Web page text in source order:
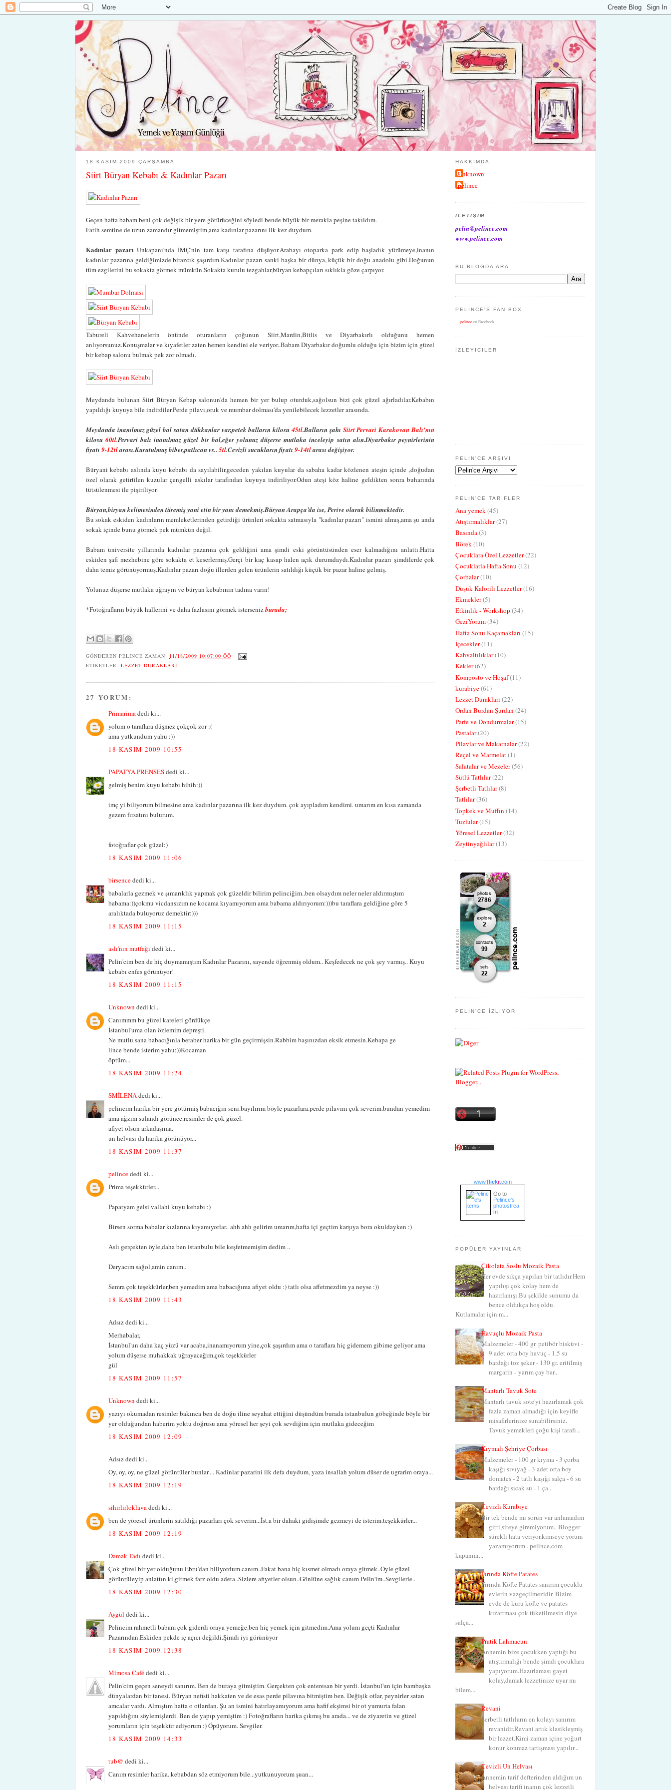
18 KASIM 2009 ÇARŞAMBA
Siirt Büryan Kebabı & Kadınlar Pazarı
Geçen hafta babam beni çok değişik bir yere götürüceğini söyledi bende büyük bir merakla peşine takıldım.
Fatih semtine de uzun zamandır gitmemiştim,ama kadınlar pazarını ilk kez duydum.
Kadınlar pazarıUnkapanı'nda İMÇ'nin tam karşı tarafına düşüyor.Arabayı otoparka park edip başladık yürümeye,inanın
kadınlar pazarına geldiğimizde birazcık şaşırdım.Kadınlar pazarı sanki başka bir dünya, küçük bir doğu anadolu gibi.Doğunun
tüm ezgilerini bu sokakta görmek mümkün.Sokakta kurulu tezgahlar,büryan kebapçıları sıklıkla göze çarpıyor.
Tabureli Kahvehanelerin önünde oturanların çoğunun Siirt,Mardin,Bitlis ve Diyarbakırlı olduğunu hemen
anlıyorsunuz.Konuşmalar ve kıyafetler zaten hemen kendini ele veriyor..Babam Diyarbakır doğumlu olduğu için bizim için güzel
bir kebap salonu bulmak pek zor olmadı.
Meydanda bulunan Siirt Büryan Kebap salonun'da hemen bir yer bulup oturduk,sağolsun bizi çok güzel ağırladılar.Kebabın
yapıldığı kuyuya bile indirdiler.Perde pilavı,oruk ve mumbar dolması'da yenilebilecek lezzetler arasında.
Meydanda inanılmaz güzel bal satan dükkanlar var,petek balların kilosu 45tl.Balların şahı Siirt Pervari Karakovan Balı'nın
kilosu 60tl.Pervari balı inanılmaz güzel bir bal,eğer yolunuz düşerse mutlaka inceleyip satın alın.Diyarbakır peynirlerinin
fiyatı 9-12tlarası.Kurutulmuş biber,patlıcan vs.. 5tl.Cevizli sucukların fiyatı 9-14tlarası değişiyor.
Büryani kebabı aslında kuyu kebabı da sayılabilir,geceden yakılan kuyular da sabaha kadar közlenen ateşin içinde ,doğudan
özel olarak getirtilen kuzular çengelli askılar tarafından kuyuya indiriliyor.Odun ateşi köz haline geldikten sonra buharında
tütsülenmesi ile pişiriliyor.
Büryan,biryan kelimesinden türemiş yani etin bir yanı demekmiş.Büryan Arapça’da ise, Perive olarak bilinmektedir.
Bu sokak eskiden kadınların memleketlerinden getirdiği ürünleri sokakta satmasıyla "kadınlar pazarı" ismini almış,ama şu anda
sokak içinde bunu görmek pek mümkün değil.
Babam üniversite yıllarında kadınlar pazarına çok geldiğini ama şimdi eski görüntüsünden eser kalmadığını anlattı.Hatta
eskiden şafi mezhebine göre sokakta et keserlermiş.Gerçi bir kaç kasap halen açık durumdaydı.Kadınlar pazarı şimdilerde çok
daha temiz görünüyormuş.Kadınlar pazarı doğu illerden gelen ürünlerin satıldığı küçük bir pazar haline gelmiş.
Yolunuz düşerse mutlaka uğrayın ve büryan kebabının tadına varın!
*Fotoğrafların büyük hallerini ve daha fazlasını görmek istersenizburada;
GÖNDEREN PELINCE ZAMAN: 11/18/2009 10:07:00 ÖÖ
ETIKETLER: LEZZET DURAKLARI
27 YORUM:
Primarima dedi ki...
yolum o taraflara düşmez çokçok zor :(
ama yutkundum yahu :))
18 KASIM 2009 10:55
PAPATYA PRENSESdedi ki...
gelmiş benim kuyu kebabı hihih:))
imç yi biliyorum bilmesine ama kadınlar pazarına ilk kez duydum. çok ayıpladım kendimi. umarım en kısa zamanda
gezem fırsatını bulurum.
fotoğraflar çok güzel:)
18 KASIM 2009 11:06
birsencededi ki...
babalarla gezmek ve şımarıklık yapmak çok güzeldir bilirim pelinciğim..ben olsaydım neler neler aldırmıştım
babama:))çokmu vicdansızım ne kocama kıyamıyorum ama babama aldırıyorum:)))bu taraflara geldiğine göre 5
aralıktada buluyoruz demektir:)))
18 KASIM 2009 11:15
aslı'nın mutfağı dedi ki...
Pelin'cim ben de hiç duymamıştım Kadınlar Pazarını, sayende öğrenmiş oldum.. Keşfedecek ne çok şey varmış.. Kuyu
kebabı enfes görünüyor!
18 KASIM 2009 11:15
Unknown dedi ki...
Canımmm bu güzel kareleri gördükçe
İstanbul'uma olan özlemim depreşti.
Ne mutlu sana babacığınla beraber harika bir gün geçirmişsin.Rabbim başınızdan eksik etmesin.Kebapa ge
lince bende isterim yahu:))Kocaman
öptüm...
18 KASIM 2009 11:24
SMİLENA dedi ki...
pelincim harika bir yere götürmiş babacığın seni.bayılırım böyle pazarlara.perde pilavını çok severim.bundan yemedim
ama ağzım sulandı görünce.resimler de çok güzel.
afiyet olsun arkadaşıma.
un helvası da harika görünüyor...
18 KASIM 2009 11:37
pelincededi ki...
Prima teşekkürler...
Papatyam gelsi vallahi kuyu kebabı :)
Birsen sorma babalar kızlarına kıyamıyorlar.. ahh ahh gelirim umarım,hafta içi geçtim karşıya bora okuldayken :)
Aslı gerçekten öyle,daha ben istanbulu bile keşfetmemişim dedim ..
Deryacım sağol,amin canım..
Semra çok teşekkürler,ben yemedim ama babacığıma afiyet oldu :) tatlı olsa affetmezdim ya neyse :))
18 KASIM 2009 11:43
Adsız dedi ki...
Merhabalar,
İstanbul'un daha kaç yüzü var acaba,inanamıyorum yine,çok şaşırdım ama o taraflara hiç gidemem gibime geliyor ama
yolum düşerse muhakkak uğrayacağım,çok teşekkürler
gül
18 KASIM 2009 11:57
Unknown dedi ki...
yazıyı okumadan resimler bakınca ben de doğu iline seyahat ettiğini düşündüm burada istanbulun göbeğinde böyle bir
yer olduğundan haberim yoktu doğrusu ama yöresel her şeyi çok sevdiğim için mutlaka gideceğim
18 KASIM 2009 12:09
Adsız dedi ki...
Oy, oy, oy, ne güzel görüntüler bunlar.... Kadinlar pazarini ilk defa duydum, yaza insallah yolum düser de ugrarim oraya...
18 KASIM 2009 12:19
sihirlirloklava dedi ki...
ben de yöresel ürünlerin satıldığı pazarları çok severim...İst.a bir dahaki gidişimde gezmeyi de isterim.teşekkürler...
18 KASIM 2009 12:19
Damak Tadı dedi ki...
Çok güzel bir yer olduğunu Ebru'dan biliyordum canım..Fakat bana hiç kısmet olmadı oraya gitmek..Öyle güzel
görüntüleyip anlattın ki,gitmek farz oldu adeta..Sizlere afiyetler olsun..Gönlüne sağlık canım Pelin'im..Sevgilerle..
18 KASIM 2009 12:30
Aygül dedi ki...
Pelincim rahmetli babam çok giderdi oraya yemeğe.ben hiç yemek için gitmedim.Ama yolum geçti Kadınlar
Pazarından.Eskiden pekde iç açıcı değildi.Şimdi iyi görünüyor
18 KASIM 2009 12:38
Mimosa Cafédedi ki...
Pelin'cim geçen seneydi sanırım. Ben de buraya gitmiştim. Gerçekten çok enteresan bir yerdi. İstanbul'un için bambaşka
dünyalardan bir tanesi. Büryan nefisti hakkaten ve de esas perde pilavına bitmiştim ben. Değişik otlar, peynirler satan
amcalar vardı. Almıştım hatta o otlardan. Şu an ismini hatırlayamıyorum ama hafif ekşimsi bir ot yumurta falan
yapıldığını söylemişlerdi. Ben de yapıp yemiştim :) Fotoğrafların harika çıkmış bu arada... ve de ziyaretin ve güzel
yorumların için teşekkür ediyorum :) Öpüyorum. Sevgiler.
18 KASIM 2009 14:33
tub@ dedi ki...
Canım resimler harika..kebabdan söz etmiyorum bile...yutkunuyorum şuan...
HAKKIMDA
Unknown
pelince
İLETIŞIM
pelin@pelince.com
www.pelince.com
BU BLOGDA ARA
PELINCE'S FAN BOX
pelince on Facebook
İZLEYICILER
PELIN'CE ARŞIVI
PELIN'CE TARIFLER
Ana yemek(45)
Atıştırmalıklar(27)
Basında(3)
Börek(10)
Çocuklara Özel Lezzetler(22)
Çocuklarla Hafta Sonu (12)
Çorbalar(10)
Düşük Kalorili Lezzetler(16)
Ekmekler(5)
Etkinlik - Workshop (34)
GeziYorum(34)
Hafta Sonu Kaçamakları (15)
İçecekler(11)
Kahvaltılıklar(10)
Kekler(62)
Komposto ve Hoşaf(11)
kurabiye(61)
Lezzet Durakları (22)
Ordan Burdan Şurdan (24)
Parfe ve Dondurmalar(15)
Pastalar(20)
Pilavlar ve Makarnalar(22)
Reçel ve Marmelat(1)
Salatalar ve Mezeler(56)
Sütlü Tatlılar(22)
Şerbetli Tatlılar(8)
Tatlılar(36)
Topkek ve Muffın (14)
Tuzlular(15)
Yöresel Lezzetler(32)
Zeytinyağlılar(13)
PELIN'CE İZLIYOR
www.flickr.com
Go to
Pelince's
photostrea
m
POPÜLER YAYINLAR
Çikolata Soslu Mozaik Pasta
Her evde sıkça yapılan bir tatlıdır.Hem
yapılışı çok kolay hem de
hazırlanışı.Bu şekilde sunumu da
bence oldukça hoş oldu.
Kutlamalar için m...
Havuçlu Mozaik Pasta
Malzemeler - 400 gr. petibör bisküvi -
9 adet orta boy havuç - 1,5 su
bardağı toz şeker - 130 gr. eritilmiş
margarin - yarım çay bar...
Mantarlı Tavuk Sote
Mantarlı tavuk sote'yi hazırlamak çok
fazla zaman almadığı için keyifle
misafirlerinize sunabilirsiniz.
Tavuk yemekleri çoğu kişi tarafı...
Kıymalı Şehriye Çorbası
Malzemeler - 100 gr kıyma - 3 çorba
kaşığı sıvıyağ - 3 adet orta boy
domates - 2 tatlı kaşığı salça - 6 su
bardağı sıcak su - 1 ça...
Cevizli Kurabiye
Bir tek bende mi sorun var anlamadım
gitti,siteye giremiyorum.. Blogger
sürekli hata veriyor,kimseye yorum
yazamıyorum.. pelince.com
kapanmı...
Fırında Köfte Patates
Fırında Köfte Patates sanırım çocuklu
evlerin vazgeçilmezidir. Bizim
evde de kuru köfte ve patates
kızartması çok tüketilmesin diye
salça...
Pratik Lahmacun
Annemin bize çocukken yaptığı bu
atıştırmalığı bende şimdi çocuklara
yapıyorum.Hazırlaması gayet
kolay,damak lezzetinize uyar mı
bilem...
Revani
Şerbetli tatlıların en kolayı sanırım
revanidir.Revani artık klasikleşmiş
bir lezzet.Kimi zaman içine yoğurt
konur konmaz tartışması yapılır...
Cevizli Un Helvası
Annemin tarif defterinden aldığım un
helvası tarifi inanın çok lezzetli